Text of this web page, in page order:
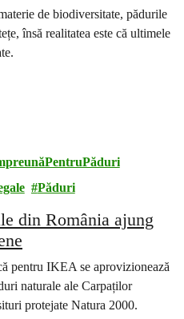
de biodiversitate, pădurile
însă realitatea este că ultimele
Păduri
din România ajung
pentru IKEA se aprovizionează
naturale ale Carpaților
protejate Natura 2000.